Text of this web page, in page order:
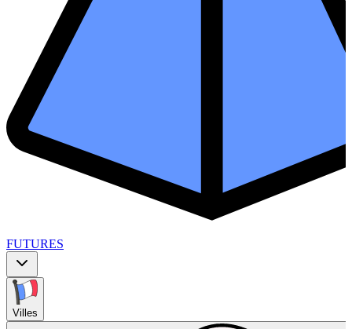
FUTURES
Villes